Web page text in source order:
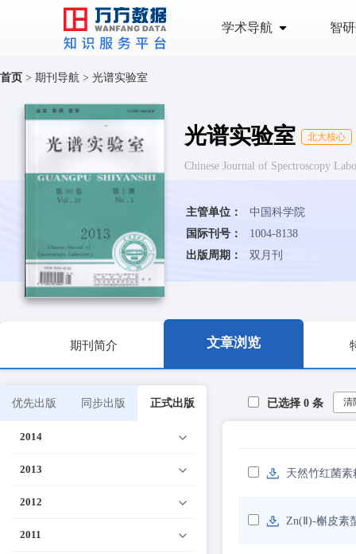
学术导航 智
首页 > 期刊导航 > 光谱实验室
光谱实验室 北大核心
Chinese Journal of Spectroscopy
主管单位：
中国科学院
国际刊号：
1004-8138
出版周期：
双月刊
期刊简介 文章浏览
优先出版 同步出版 正式出版
2014
2013
2012
2011
已选择 0 条 清
天然竹红菌
Zn(Ⅱ)-槲皮素